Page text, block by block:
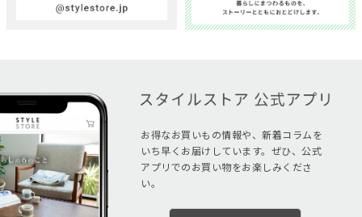
お得なお買いもの情報や、新着コラムを
いち早くお届けしています。ぜひ、公式
アプリでのお買い物をお楽しみくださ
い。